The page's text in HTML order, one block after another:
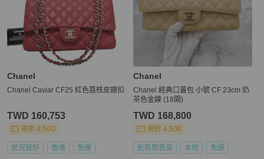
Chanel
Chanel Caviar CF25 紅色荔枝皮銀扣
TWD 160,753
現折 4,500
狀況良好 香港 免運
Chanel
Chanel 經典口蓋包 小號 CF 23cm 奶
茶色金鍊 (18開)
TWD 168,800
現折 4,500
近新閒置品 本地 免運